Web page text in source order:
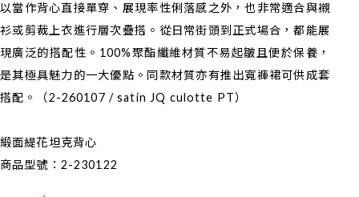
以當作背心直接單穿、展現率性俐落感之外，也非常適合與襯
衫或剪裁上衣進行層次疊搭。從日常街頭到正式場合，都能展
現廣泛的搭配性。100%聚酯纖維材質不易起皺且便於保養，
是其極具魅力的一大優點。同款材質亦有推出寬褲裙可供成套
搭配。（2-260107 / satin JQ culotte PT）
緞面緹花坦克背心
商品型號：2-230122